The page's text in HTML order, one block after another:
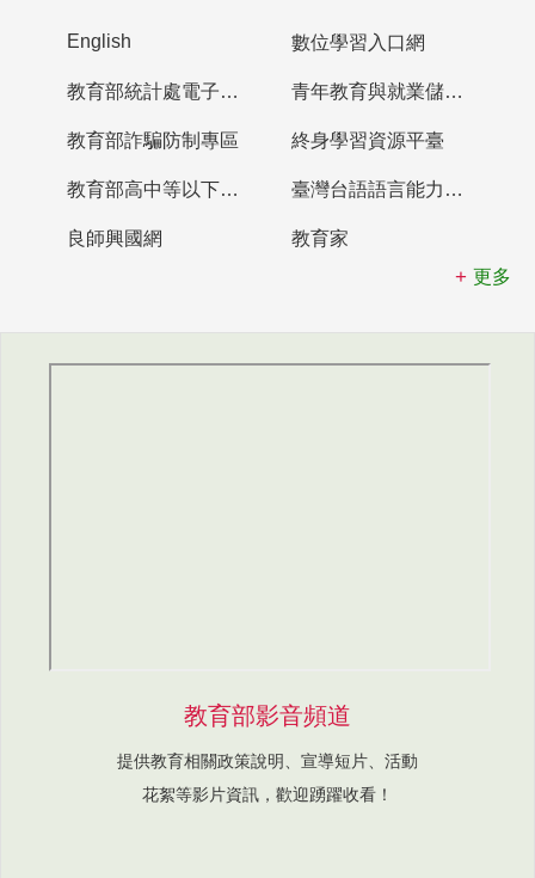
English 數位學習入口網
教育部統計處電子書櫃 青年教育與就業儲蓄帳戶
教育部詐騙防制專區 終身學習資源平臺
教育部高中等以下學校及幼兒園教師資格檢定考試 臺灣台語語言能力認證網站
良師興國網
教育家
更多
教育部影音頻道
提供教育相關政策說明、宣導短片、活動
花絮等影片資訊，歡迎踴躍收看！